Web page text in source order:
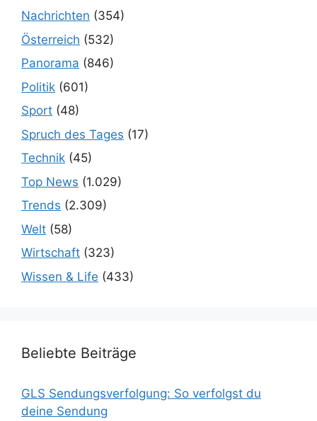
Nachrichten (354)
Österreich (532)
Panorama (846)
Politik (601)
Sport (48)
Spruch des Tages (17)
Technik (45)
Top News (1.029)
Trends (2.309)
Welt (58)
Wirtschaft (323)
Wissen & Life (433)
Beliebte Beiträge
GLS Sendungsverfolgung: So verfolgst du
deine Sendung